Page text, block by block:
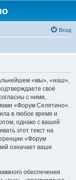
Вход
«мы», «наш»,
своё
с ними,
«Форум Селятино».
в любое время и
однако с вашей
этот текст на
«Форум
означает ваше
обеспечения